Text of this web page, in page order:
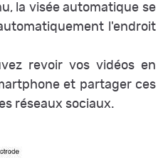
la visée automatique se
l'endroit
revoir vos vidéos en
et partager ces
réseaux sociaux.